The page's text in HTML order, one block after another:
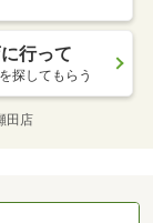
行って
探してもらう
田店